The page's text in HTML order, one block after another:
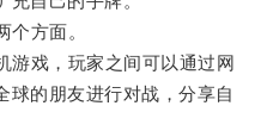
方面。
戏，玩家之间可以通过网
球的朋友进行对战，分享自